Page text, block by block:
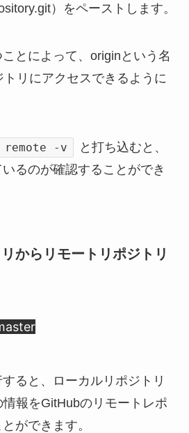
）をペーストします。
とによって、originという名
リにアクセスできるように
-v
と打ち込むと、
るのが確認することができ
からリモートリポジトリ
すると、ローカルリポジトリ
報をGitHubのリモートレポ
ができます。